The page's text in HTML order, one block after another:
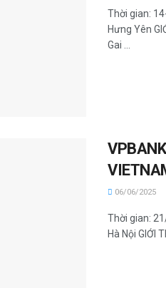
Thời gian:
Hưng Yên
Gai ...
06/06/2025
Thời gian:
Hà Nội GIỚI